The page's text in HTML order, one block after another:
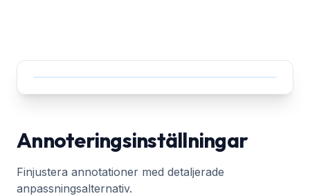
Annoteringsinställningar
Finjustera annotationer med detaljerade
anpassningsalternativ.